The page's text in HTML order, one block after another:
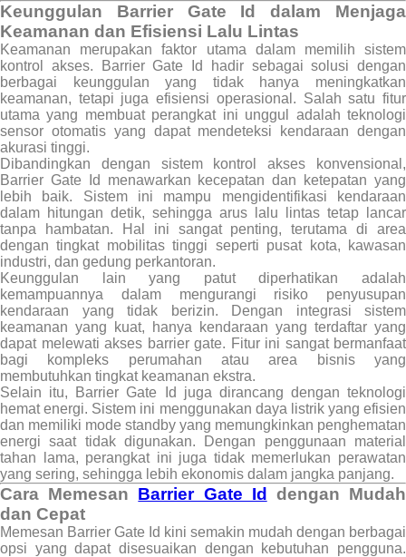
Keunggulan Barrier Gate Id dalam Menjaga
Keamanan dan Efisiensi Lalu Lintas
Keamanan merupakan faktor utama dalam memilih sistem
kontrol akses. Barrier Gate Id hadir sebagai solusi dengan
berbagai keunggulan yang tidak hanya meningkatkan
keamanan, tetapi juga efisiensi operasional. Salah satu fitur
utama yang membuat perangkat ini unggul adalah teknologi
sensor otomatis yang dapat mendeteksi kendaraan dengan
akurasi tinggi.
Dibandingkan dengan sistem kontrol akses konvensional,
Barrier Gate Id menawarkan kecepatan dan ketepatan yang
lebih baik. Sistem ini mampu mengidentifikasi kendaraan
dalam hitungan detik, sehingga arus lalu lintas tetap lancar
tanpa hambatan. Hal ini sangat penting, terutama di area
dengan tingkat mobilitas tinggi seperti pusat kota, kawasan
industri, dan gedung perkantoran.
Keunggulan lain yang patut diperhatikan adalah
kemampuannya dalam mengurangi risiko penyusupan
kendaraan yang tidak berizin. Dengan integrasi sistem
keamanan yang kuat, hanya kendaraan yang terdaftar yang
dapat melewati akses barrier gate. Fitur ini sangat bermanfaat
bagi kompleks perumahan atau area bisnis yang
membutuhkan tingkat keamanan ekstra.
Selain itu, Barrier Gate Id juga dirancang dengan teknologi
hemat energi. Sistem ini menggunakan daya listrik yang efisien
dan memiliki mode standby yang memungkinkan penghematan
energi saat tidak digunakan. Dengan penggunaan material
tahan lama, perangkat ini juga tidak memerlukan perawatan
yang sering, sehingga lebih ekonomis dalam jangka panjang.
Cara Memesan Barrier Gate Id
dengan Mudah
dan Cepat
Memesan Barrier Gate Id kini semakin mudah dengan berbagai
opsi yang dapat disesuaikan dengan kebutuhan pengguna.